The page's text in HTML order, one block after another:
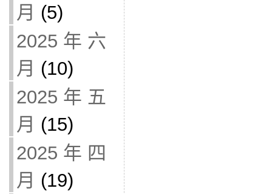
月 (5)
2025 年 六
月 (10)
2025 年 五
月 (15)
2025 年 四
月 (19)